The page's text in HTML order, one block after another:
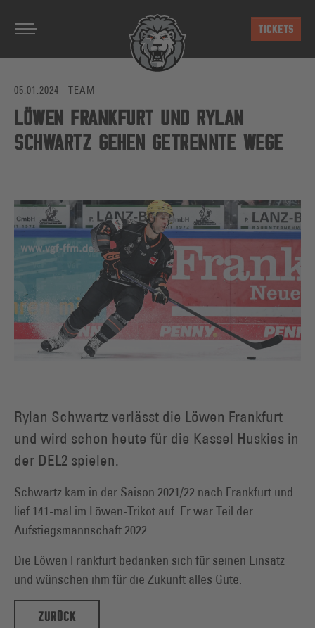
TICKETS
05.01.2024 TEAM
LÖWEN FRANKFURT UND RYLAN
SCHWARTZ GEHEN GETRENNTE WEGE
Rylan Schwartz verlässt die Löwen Frankfurt
und wird schon heute für die Kassel Huskies in
der DEL2 spielen.
Schwartz kam in der Saison 2021/22 nach Frankfurt und
lief 141-mal im Löwen-Trikot auf. Er war Teil der
Aufstiegsmannschaft 2022.
Die Löwen Frankfurt bedanken sich für seinen Einsatz
und wünschen ihm für die Zukunft alles Gute.
ZURÜCK